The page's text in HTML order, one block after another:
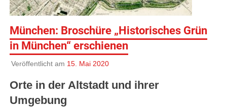
München: Broschüre „Historisches Grün
in München“ erschienen
Veröffentlicht am 15. Mai 2020
Orte in der Altstadt und ihrer
Umgebung